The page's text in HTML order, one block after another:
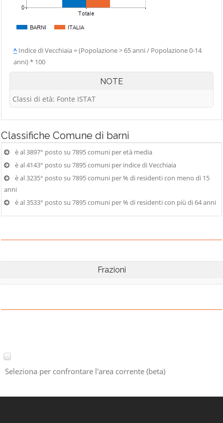
^ Indice di Vecchiaia = (Popolazione > 65 anni / Popolazione 0-14
anni) * 100
NOTE
Classi di età: Fonte ISTAT
Classifiche Comune di barni
è al 3897° posto su 7895 comuni per età media
è al 4143° posto su 7895 comuni per indice di Vecchiaia
è al 3235° posto su 7895 comuni per % di residenti con meno di 15
anni
è al 3533° posto su 7895 comuni per % di residenti con più di 64 anni
Frazioni
Seleziona per confrontare l'area corrente (beta)